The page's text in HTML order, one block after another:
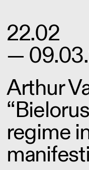
22.02
—
Arthur
regime